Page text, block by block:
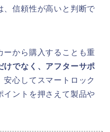
、信頼性が高いと判断で
ーから購入することも重
けでなく、アフターサポ
安心してスマートロック
イントを押さえて製品や